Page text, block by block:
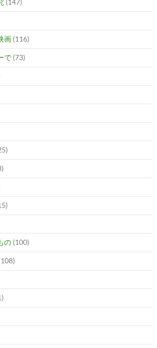
(147)
画 (116)
で (73)
の (100)